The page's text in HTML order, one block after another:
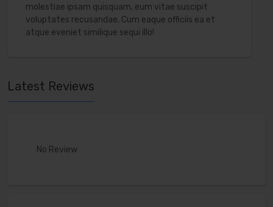
molestiae ipsam quisquam, eum vitae suscipit
voluptates recusandae. Cum eaque officiis ea et
atque eveniet similique sequi illo!
Latest Reviews
No Review